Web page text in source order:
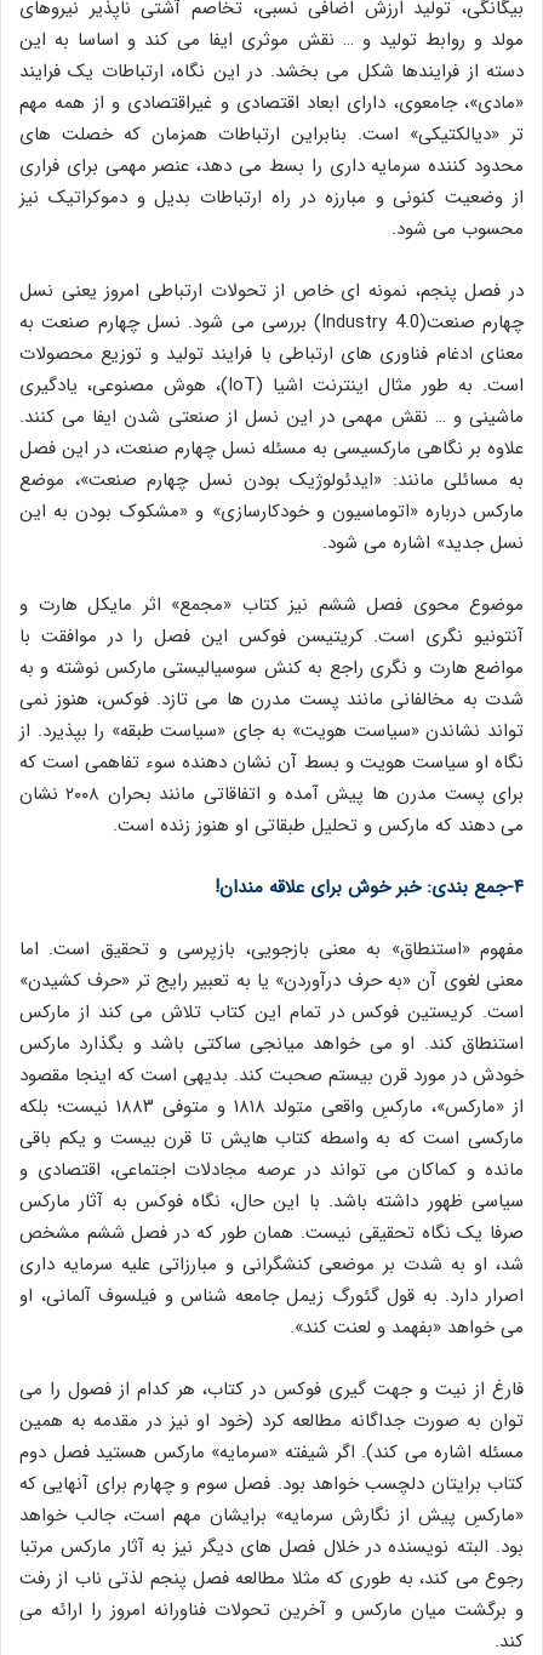
بیگانگی، تولید ارزش اضافی نسبی، تخاصم آشتی ناپذیر نیروهای
مولد و روابط تولید و … نقش موثری ایفا می کند و اساسا به این
دسته از فرایندها شکل می بخشد. در این نگاه، ارتباطات یک فرایند
«مادی»، جامعوی، دارای ابعاد اقتصادی و غیراقتصادی و از همه مهم
تر «دیالکتیکی» است. بنابراین ارتباطات همزمان که خصلت های
محدود کننده سرمایه داری را بسط می دهد، عنصر مهمی برای فراری
از وضعیت کنونی و مبارزه در راه ارتباطات بدیل و دموکراتیک نیز
محسوب می شود.
در فصل پنجم، نمونه ای خاص از تحولات ارتباطی امروز یعنی نسل
چهارم صنعت(Industry 4.0) بررسی می شود. نسل چهارم صنعت به
معنای ادغام فناوری های ارتباطی با فرایند تولید و توزیع محصولات
است. به طور مثال اینترنت اشیا (IoT)، هوش مصنوعی، یادگیری
ماشینی و … نقش مهمی در این نسل از صنعتی شدن ایفا می کنند.
علاوه بر نگاهی مارکسیسی به مسئله نسل چهارم صنعت، در این فصل
به مسائلی مانند: «ایدئولوژیک بودن نسل چهارم صنعت»، موضع
مارکس درباره «اتوماسیون و خودکارسازی» و «مشکوک بودن به این
نسل جدید» اشاره می شود.
موضوع محوی فصل ششم نیز کتاب «مجمع» اثر مایکل هارت و
آنتونیو نگری است. کریتیسن فوکس این فصل را در موافقت با
مواضع هارت و نگری راجع به کنش سوسیالیستی مارکس نوشته و به
شدت به مخالفانی مانند پست مدرن ها می تازد. فوکس، هنوز نمی
تواند نشاندن «سیاست هویت» به جای «سیاست طبقه» را بپذیرد. از
نگاه او سیاست هویت و بسط آن نشان دهنده سوء تفاهمی است که
برای پست مدرن ها پیش آمده و اتفاقاتی مانند بحران ۲۰۰۸ نشان
می دهند که مارکس و تحلیل طبقاتی او هنوز زنده است.
۴-جمع بندی: خبر خوش برای علاقه مندان!
مفهوم «استنطاق» به معنی بازجویی، بازپرسی و تحقیق است. اما
معنی لغوی آن «به حرف درآوردن» یا به تعبیر رایج تر «حرف کشیدن»
است. کریستین فوکس در تمام این کتاب تلاش می کند از مارکس
استنطاق کند. او می خواهد میانجی ساکتی باشد و بگذارد مارکس
خودش در مورد قرن بیستم صحبت کند. بدیهی است که اینجا مقصود
از «مارکس»، مارکسِ واقعی متولد ۱۸۱۸ و متوفی ۱۸۸۳ نیست؛ بلکه
مارکسی است که به واسطه کتاب هایش تا قرن بیست و یکم باقی
مانده و کماکان می تواند در عرصه مجادلات اجتماعی، اقتصادی و
سیاسی ظهور داشته باشد. با این حال، نگاه فوکس به آثار مارکس
صرفا یک نگاه تحقیقی نیست. همان طور که در فصل ششم مشخص
شد، او به شدت بر موضعی کنشگرانی و مبارزاتی علیه سرمایه داری
اصرار دارد. به قول گئورگ زیمل جامعه شناس و فیلسوف آلمانی، او
می خواهد «بفهمد و لعنت کند».
فارغ از نیت و جهت گیری فوکس در کتاب، هر کدام از فصول را می
توان به صورت جداگانه مطالعه کرد (خود او نیز در مقدمه به همین
مسئله اشاره می کند). اگر شیفته «سرمایه» مارکس هستید فصل دوم
کتاب برایتان دلچسب خواهد بود. فصل سوم و چهارم برای آنهایی که
«مارکسِ پیش از نگارش سرمایه» برایشان مهم است، جالب خواهد
بود. البته نویسنده در خلال فصل های دیگر نیز به آثار مارکس مرتبا
رجوع می کند، به طوری که مثلا مطالعه فصل پنجم لذتی ناب از رفت
و برگشت میان مارکس و آخرین تحولات فناورانه امروز را ارائه می
کند.